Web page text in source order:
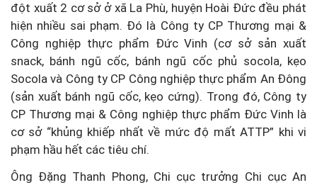
đột xuất 2 cơ sở ở xã La Phù, huyện Hoài Đức đều phát
hiện nhiều sai phạm. Đó là Công ty CP Thương mại &
Công nghiệp thực phẩm Đức Vinh (cơ sở sản xuất
snack, bánh ngũ cốc, bánh ngũ cốc phủ socola, kẹo
Socola và Công ty CP Công nghiệp thực phẩm An Đông
(sản xuất bánh ngũ cốc, kẹo cứng). Trong đó, Công ty
CP Thương mại & Công nghiệp thực phẩm Đức Vinh là
cơ sở “khủng khiếp nhất về mức độ mất ATTP” khi vi
phạm hầu hết các tiêu chí.
Ông Đặng Thanh Phong, Chi cục trưởng Chi cục An